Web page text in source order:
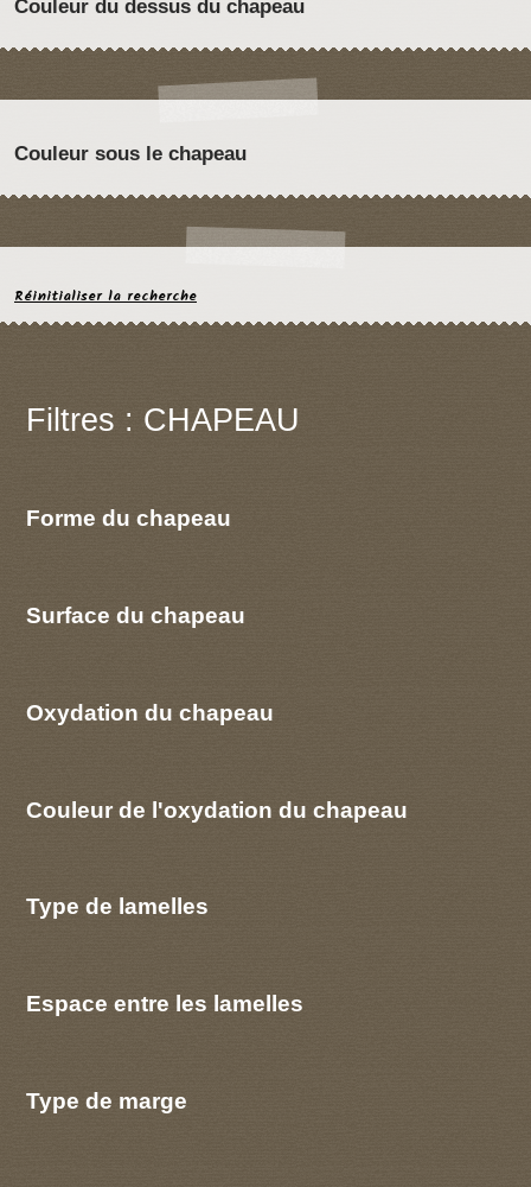
Couleur du dessus du chapeau
Couleur sous le chapeau
Réinitialiser la recherche
Filtres : CHAPEAU
Forme du chapeau
Surface du chapeau
Oxydation du chapeau
Couleur de l'oxydation du chapeau
Type de lamelles
Espace entre les lamelles
Type de marge